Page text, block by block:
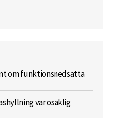
om funktionsnedsatta
var osaklig